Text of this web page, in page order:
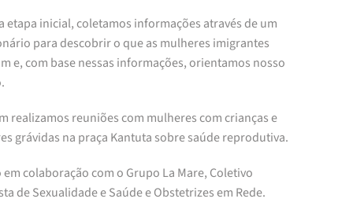
etapa inicial, coletamos informações através de um
para descobrir o que as mulheres imigrantes
e, com base nessas informações, orientamos nosso
realizamos reuniões com mulheres com crianças e
grávidas na praça Kantuta sobre saúde reprodutiva.
colaboração com o Grupo La Mare, Coletivo
de Sexualidade e Saúde e Obstetrizes em Rede.